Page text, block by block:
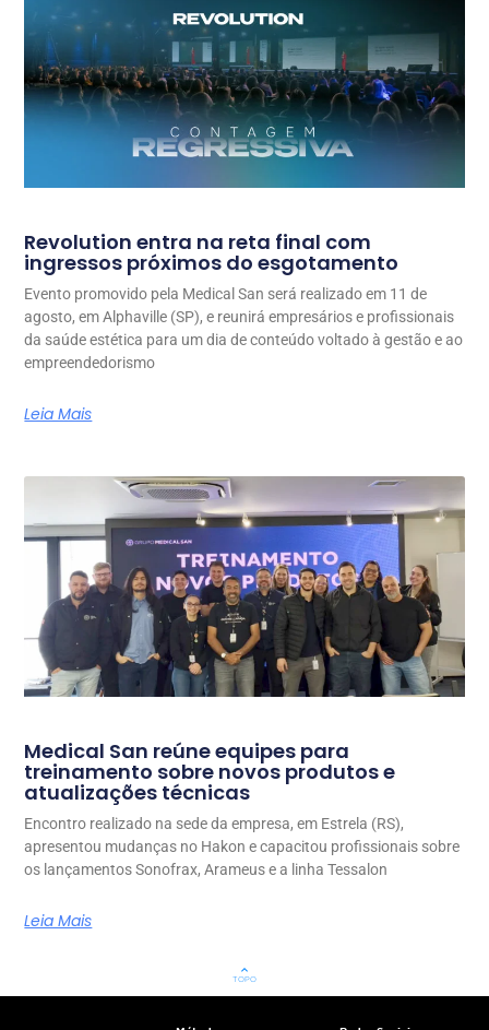
Revolution entra na reta final com
ingressos próximos do esgotamento
Evento promovido pela Medical San será realizado em 11 de
agosto, em Alphaville (SP), e reunirá empresários e profissionais
da saúde estética para um dia de conteúdo voltado à gestão e ao
empreendedorismo
Leia Mais
Medical San reúne equipes para
treinamento sobre novos produtos e
atualizações técnicas
Encontro realizado na sede da empresa, em Estrela (RS),
apresentou mudanças no Hakon e capacitou profissionais sobre
os lançamentos Sonofrax, Arameus e a linha Tessalon
Leia Mais
keyboard_arrow_up
TOPO